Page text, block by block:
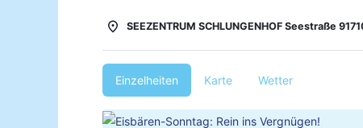
SEEZENTRUM SCHLUNGENHOF Seestraße
Einzelheiten Karte Wetter